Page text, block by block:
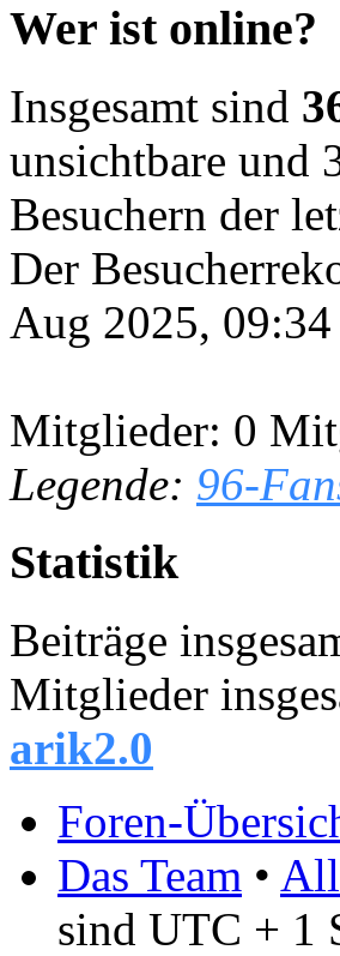
Wer ist online?
Insgesamt sind
unsichtbare und
Besuchern der
Der
Aug 2025,
Mitglieder: 0
Legende: 96-
Statistik
Beiträge
Mitglieder
arik2.0
Foren-
Das Team •
sind UTC + 1